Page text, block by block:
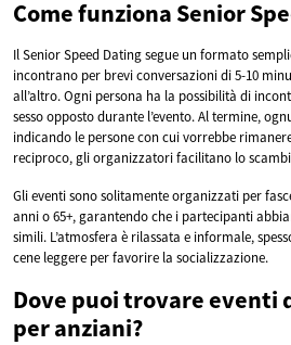
Come funziona Senior
Il Senior Speed Dating segue un formato
incontrano per brevi conversazioni di 5-10
all’altro. Ogni persona ha la possibilità di
sesso opposto durante l’evento. Al termine,
indicando le persone con cui vorrebbe
reciproco, gli organizzatori facilitano lo
Gli eventi sono solitamente organizzati per
anni o 65+, garantendo che i partecipanti
simili. L’atmosfera è rilassata e informale,
cene leggere per favorire la socializzazione.
Dove puoi trovare eventi
per anziani?